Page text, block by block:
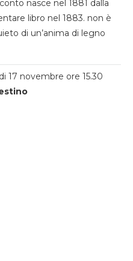
nasce nel 1881 dalla
libro nel 1883. non è
di un’anima di legno
17 novembre ore 15.30